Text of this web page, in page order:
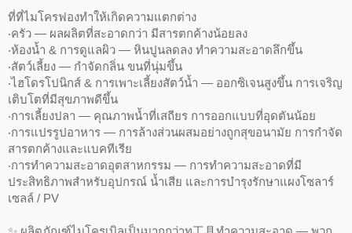
ที่ที่ไมโครฟองทำให้เกิดความแตกต่าง
‧ครัว — ผลผลิตที่สะอาดกว่า มีสารตกค้างน้อยลง
‧ห้องน้ำ & การดูแลผิว — หินปูนลดลง ทำความสะอาดลึกขึ้น
‧สัตว์เลี้ยง — กำจัดกลิ่น ขนที่นุ่มขึ้น
‧ไฮโดรโปนิกส์ & การเพาะเลี้ยงสัตว์น้ำ — ออกซิเจนสูงขึ้น การเจริญ
เติบโตที่มีสุขภาพดีขึ้น
‧การเลี้ยงปลา — คุณภาพน้ำที่เสถียร การออกแบบที่อุดตันน้อย
‧การแปรรูปอาหาร — การล้างส่วนผสมอย่างถูกสุขอนามัย การกำจัด
สารตกค้างและแบคทีเรีย
‧การทำความสะอาดอุตสาหกรรม — การทำความสะอาดที่มี
ประสิทธิภาพสำหรับอุปกรณ์ น้ำเสีย และการบำรุงรักษาแผงโซลาร์
เซลล์ / PV